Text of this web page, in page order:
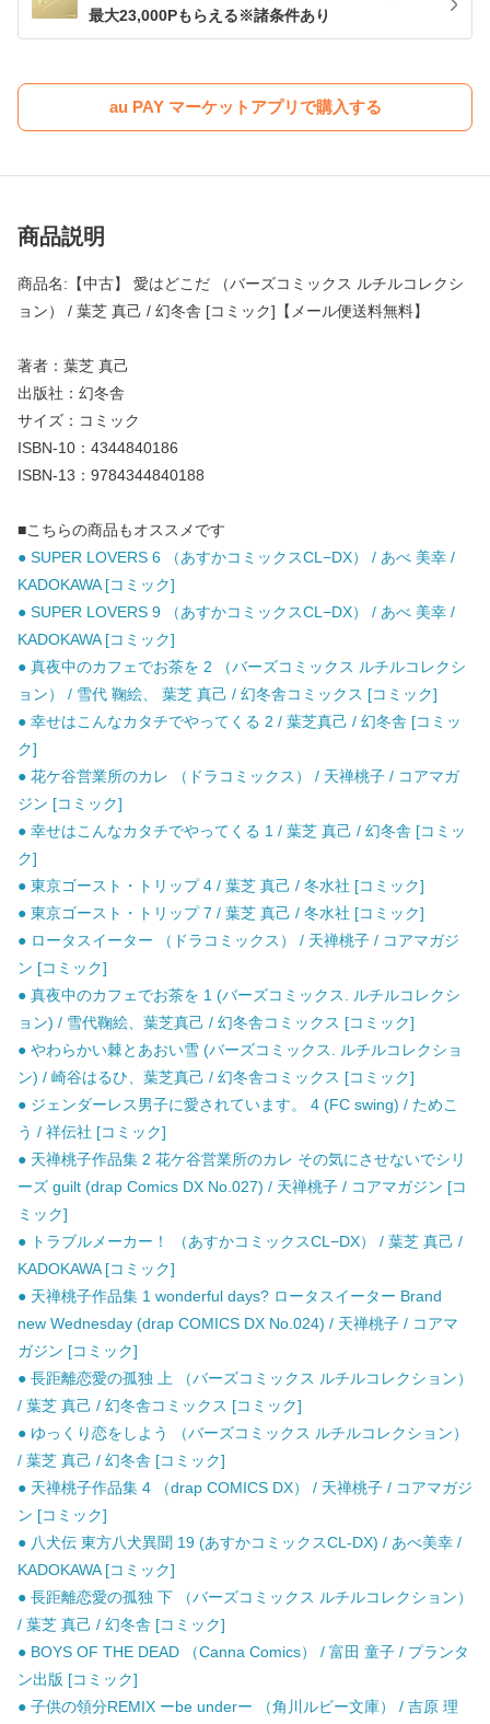
最大23,000Pもらえる※諸条件あり
au PAY マーケットアプリで購入する
商品説明
商品名:【中古】 愛はどこだ （バーズコミックス ルチルコレクシ
ョン） / 葉芝 真己 / 幻冬舎 [コミック]【メール便送料無料】
著者：葉芝 真己
出版社：幻冬舎
サイズ：コミック
ISBN-10：4344840186
ISBN-13：9784344840188
■こちらの商品もオススメです
● SUPER LOVERS 6 （あすかコミックスCL−DX） / あべ 美幸 /
KADOKAWA [コミック]
● SUPER LOVERS 9 （あすかコミックスCL−DX） / あべ 美幸 /
KADOKAWA [コミック]
● 真夜中のカフェでお茶を 2 （バーズコミックス ルチルコレクシ
ョン） / 雪代 鞠絵、 葉芝 真己 / 幻冬舎コミックス [コミック]
● 幸せはこんなカタチでやってくる 2 / 葉芝真己 / 幻冬舎 [コミッ
ク]
● 花ケ谷営業所のカレ （ドラコミックス） / 天禅桃子 / コアマガ
ジン [コミック]
● 幸せはこんなカタチでやってくる 1 / 葉芝 真己 / 幻冬舎 [コミッ
ク]
● 東京ゴースト・トリップ 4 / 葉芝 真己 / 冬水社 [コミック]
● 東京ゴースト・トリップ 7 / 葉芝 真己 / 冬水社 [コミック]
● ロータスイーター （ドラコミックス） / 天禅桃子 / コアマガジ
ン [コミック]
● 真夜中のカフェでお茶を 1 (バーズコミックス. ルチルコレクシ
ョン) / 雪代鞠絵、葉芝真己 / 幻冬舎コミックス [コミック]
● やわらかい棘とあおい雪 (バーズコミックス. ルチルコレクショ
ン) / 崎谷はるひ、葉芝真己 / 幻冬舎コミックス [コミック]
● ジェンダーレス男子に愛されています。 4 (FC swing) / ためこ
う / 祥伝社 [コミック]
● 天禅桃子作品集 2 花ケ谷営業所のカレ その気にさせないでシリ
ーズ guilt (drap Comics DX No.027) / 天禅桃子 / コアマガジン [コ
ミック]
● トラブルメーカー！ （あすかコミックスCL−DX） / 葉芝 真己 /
KADOKAWA [コミック]
● 天禅桃子作品集 1 wonderful days? ロータスイーター Brand
new Wednesday (drap COMICS DX No.024) / 天禅桃子 / コアマ
ガジン [コミック]
● 長距離恋愛の孤独 上 （バーズコミックス ルチルコレクション）
/ 葉芝 真己 / 幻冬舎コミックス [コミック]
● ゆっくり恋をしよう （バーズコミックス ルチルコレクション）
/ 葉芝 真己 / 幻冬舎 [コミック]
● 天禅桃子作品集 4 （drap COMICS DX） / 天禅桃子 / コアマガジ
ン [コミック]
● 八犬伝 東方八犬異聞 19 (あすかコミックスCL-DX) / あべ美幸 /
KADOKAWA [コミック]
● 長距離恋愛の孤独 下 （バーズコミックス ルチルコレクション）
/ 葉芝 真己 / 幻冬舎 [コミック]
● BOYS OF THE DEAD （Canna Comics） / 富田 童子 / プランタ
ン出版 [コミック]
● 子供の領分REMIX ーbe underー （角川ルビー文庫） / 吉原 理